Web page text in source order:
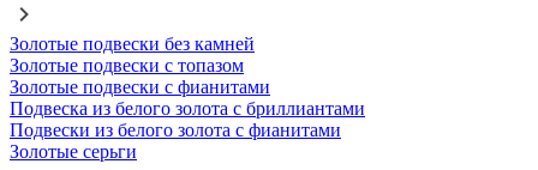
Золотые подвески без камней
Золотые подвески с топазом
Золотые подвески с фианитами
Подвеска из белого золота с бриллиантами
Подвески из белого золота с фианитами
Золотые серьги